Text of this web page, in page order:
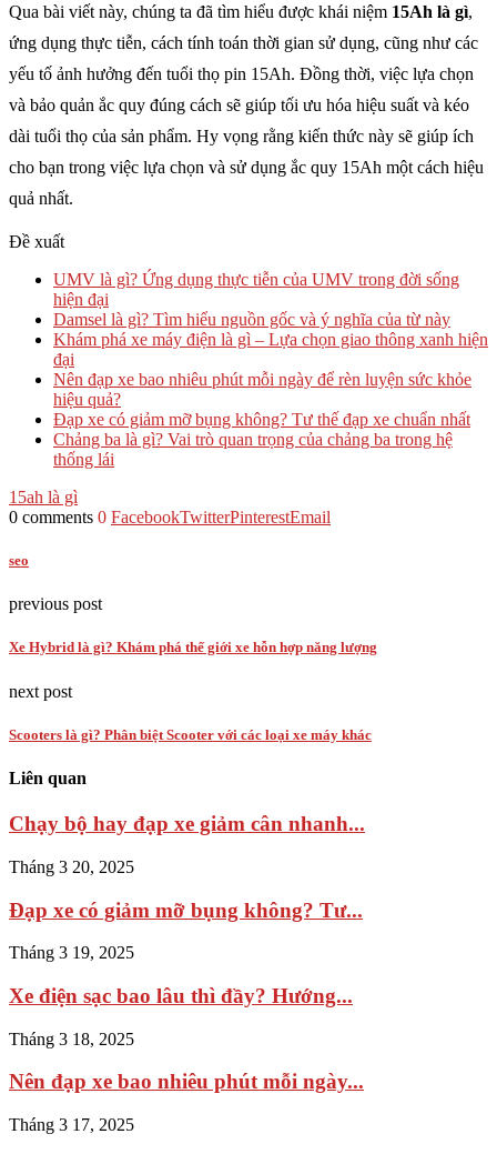
Qua bài viết này, chúng ta đã tìm hiểu được khái niệm 15Ah là gì,
ứng dụng thực tiễn, cách tính toán thời gian sử dụng, cũng như các
yếu tố ảnh hưởng đến tuổi thọ pin 15Ah. Đồng thời, việc lựa chọn
và bảo quản ắc quy đúng cách sẽ giúp tối ưu hóa hiệu suất và kéo
dài tuổi thọ của sản phẩm. Hy vọng rằng kiến thức này sẽ giúp ích
cho bạn trong việc lựa chọn và sử dụng ắc quy 15Ah một cách hiệu
quả nhất.
Đề xuất
UMV là gì? Ứng dụng thực tiễn của UMV trong đời sống
hiện đại
Damsel là gì? Tìm hiểu nguồn gốc và ý nghĩa của từ này
Khám phá xe máy điện là gì – Lựa chọn giao thông xanh hiện
đại
Nên đạp xe bao nhiêu phút mỗi ngày để rèn luyện sức khỏe
hiệu quả?
Đạp xe có giảm mỡ bụng không? Tư thế đạp xe chuẩn nhất
Chảng ba là gì? Vai trò quan trọng của chảng ba trong hệ
thống lái
15ah là gì
0 comments 0 FacebookTwitterPinterestEmail
seo
previous post
Xe Hybrid là gì? Khám phá thế giới xe hỗn hợp năng lượng
next post
Scooters là gì? Phân biệt Scooter với các loại xe máy khác
Liên quan
Chạy bộ hay đạp xe giảm cân nhanh...
Tháng 3 20, 2025
Đạp xe có giảm mỡ bụng không? Tư...
Tháng 3 19, 2025
Xe điện sạc bao lâu thì đầy? Hướng...
Tháng 3 18, 2025
Nên đạp xe bao nhiêu phút mỗi ngày...
Tháng 3 17, 2025